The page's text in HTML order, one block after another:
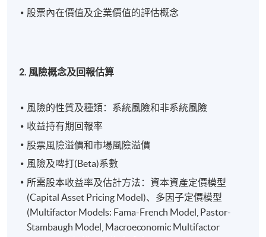
股票內在價值及企業價值的評估概念
2. 風險概念及回報估算
風險的性質及種類：系統風險和非系統風險
收益持有期回報率
股票風險溢價和市場風險溢價
風險及啤打(Beta)系數
所需股本收益率及估計方法：資本資產定價模型
(Capital Asset Pricing Model)、多因子定價模型
(Multifactor Models: Fama-French Model, Pastor-
Stambaugh Model, Macroeconomic Multifactor